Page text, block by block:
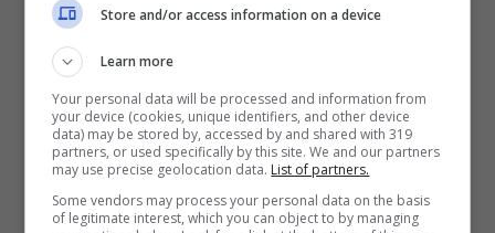
della scorsa settimana.
Ecco il pensiero di Marcello
Quella con Montecchio è una tra le ultime
partite per strappare punti. All’andata siamo
stati al loro livello per la maggior parte del
tempo ma il gioco esperto di Monopoli ha
Store and/or access information on a device
Learn more
Your personal data will be processed and information from
your device (cookies, unique identifiers, and other device
data) may be stored by, accessed by and shared with 319
partners, or used specifically by this site. We and our partners
may use precise geolocation data. List of partners.
Some vendors may process your personal data on the basis
of legitimate interest, which you can object to by managing